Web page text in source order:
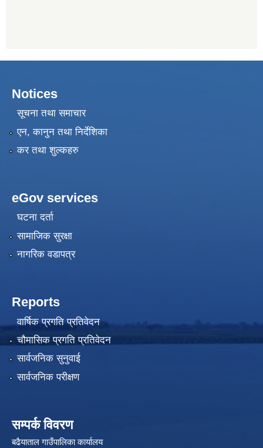
Notices
सूचना तथा समाचार
एन, कानुन तथा निर्देशिका
कर तथा शुल्कहरु
eGov services
घटना दर्ता
सामाजिक सुरक्षा
नागरिक वडापत्र
Reports
वार्षिक प्रगति प्रतिवेदन
चौमासिक प्रगति प्रतिवेदन
सार्वजनिक सुनुवाई
सार्वजनिक परीक्षण
सम्पर्क विवरण
बढैयाताल गाउँपालिका कार्यालय